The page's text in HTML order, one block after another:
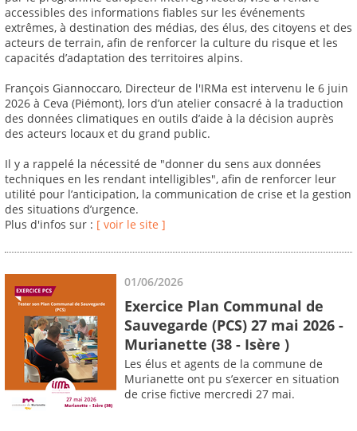
accessibles des informations fiables sur les événements
extrêmes, à destination des médias, des élus, des citoyens et des
acteurs de terrain, afin de renforcer la culture du risque et les
capacités d’adaptation des territoires alpins.
François Giannoccaro, Directeur de l'IRMa est intervenu le 6 juin
2026 à Ceva (Piémont), lors d’un atelier consacré à la traduction
des données climatiques en outils d’aide à la décision auprès
des acteurs locaux et du grand public.
Il y a rappelé la nécessité de "donner du sens aux données
techniques en les rendant intelligibles", afin de renforcer leur
utilité pour l’anticipation, la communication de crise et la gestion
des situations d’urgence.
Plus d'infos sur : [ voir le site ]
01/06/2026
Exercice Plan Communal de
Sauvegarde (PCS) 27 mai 2026 -
Murianette (38 - Isère )
Les élus et agents de la commune de
Murianette ont pu s’exercer en situation
de crise fictive mercredi 27 mai.